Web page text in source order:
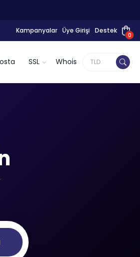
Kampanyalar Üye Girişi Destek
0
SSL Whois